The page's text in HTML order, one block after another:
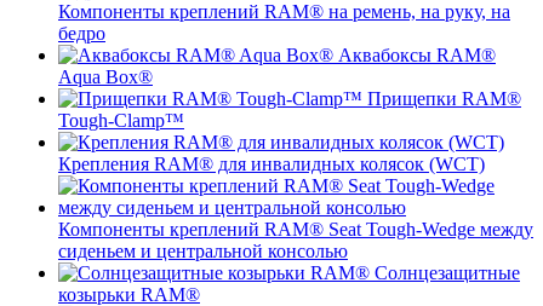
Компоненты креплений RAM® на ремень, на руку, на
бедро
Аквабоксы RAM®
Aqua Box®
Прищепки RAM®
Tough-Clamp™
Крепления RAM® для инвалидных колясок (WCT)
Компоненты креплений RAM® Seat Tough-Wedge между
сиденьем и центральной консолью
Солнцезащитные
козырьки RAM®